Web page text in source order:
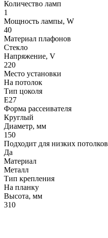
Количество ламп
1
Мощность лампы, W
40
Материал плафонов
Стекло
Напряжение, V
220
Место установки
На потолок
Тип цоколя
E27
Форма рассеивателя
Круглый
Диаметр, мм
150
Подходит для низких потолков
Да
Материал
Металл
Тип крепления
На планку
Высота, мм
310